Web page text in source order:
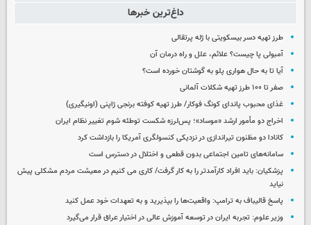
داغ‌ترین خبرها
طرز تهیه دسر بیسکویتی با ژله پرتقالی
آمبولی پا چیست؟ علائم، علل و راه درمان آن
آیا تا به حال هواری پلو به گوشتان خورده است؟
صفر تا ۱۰۰ طرز تهیه شکلات آلمانی
غذای محبوب پاندای کونگ فوکار/ طرز تهیه کوفته برنجی ژاپنی (اونیگیری)
اخراج دو مأمور ارشد «موساد»؛ پس‌لرزه شکست توطئه شوم تغییر نظام ایران
کانادا دو مظنون تیراندازی در نزدیکی کنسولگری آمریکا را بازداشت کرد
سامانه‌های تامین اجتماعی بدون قطعی و اختلال در دسترس است
پزشکیان: باید افراد کارآمدتر را به کار گرفت/ کاری می کنیم در معیشت مردم مشکلی پیش
نیاید
پاسخ قالیباف به ترامپ: واقعیت‌ها را بپذیرید و به تعهدات خود عمل کنید
وزیر علوم: تجربه ایران در توسعه آموزش عالی در اختیار عراق قرار می‌گیرد